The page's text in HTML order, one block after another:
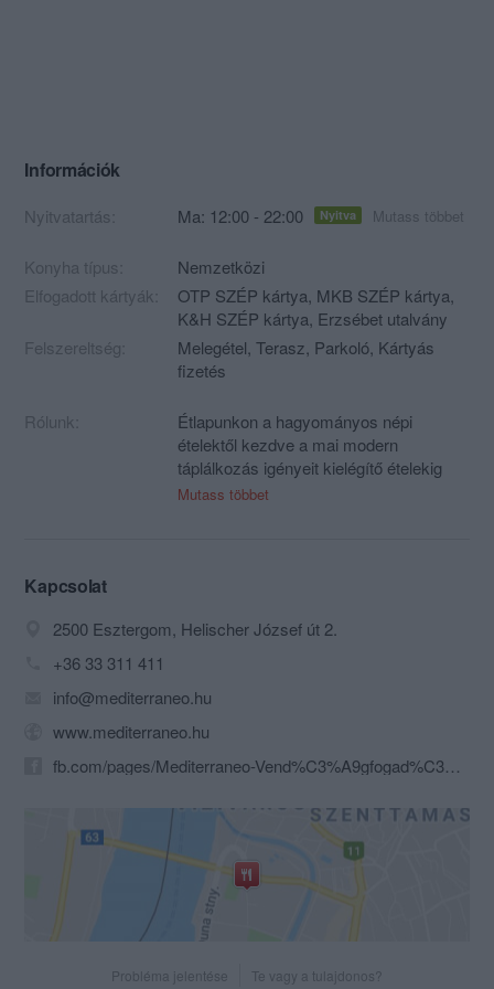
Információk
Nyitvatartás: Ma: 12:00 - 22:00 Nyitva Mutass többet
Konyha típus:
Nemzetközi
Elfogadott kártyák:
OTP SZÉP kártya, MKB SZÉP kártya,
K&H SZÉP kártya, Erzsébet utalvány
Felszereltség:
Melegétel, Terasz, Parkoló, Kártyás
fizetés
Rólunk:
Étlapunkon a hagyományos népi
ételektől kezdve a mai modern
táplálkozás igényeit kielégítő ételekig
mindent megtalál. Vendéglőnk az "a la
böngészve egészen biztosan talál olyan
is, amelyek még finomabbá tesznek
minden falatot. Ha házias fogásokra
támadt gusztusa, akkor sem kell tovább
mennie, szakácsaink e percekben is
dolgoznak a konyhában.
Pincérünk pedig csak azt várja, hogy
Ön lapozzon, válogasson kedvére, és
találja meg, hogy mivel tudunk ma
leginkább a kedvében járni. Ám
étlapunk oldalain olvashat.
Mutass többet
Kapcsolat
2500 Esztergom, Helischer József út 2.
+36 33 311 411
info@mediterraneo.hu
www.mediterraneo.hu
fb.com/pages/Mediterraneo-Vend%C3%A9gfogad%C3%B3-Esztergom/186555884691606?sk=timeline&ref=page_internal
Probléma jelentése Te vagy a tulajdonos?